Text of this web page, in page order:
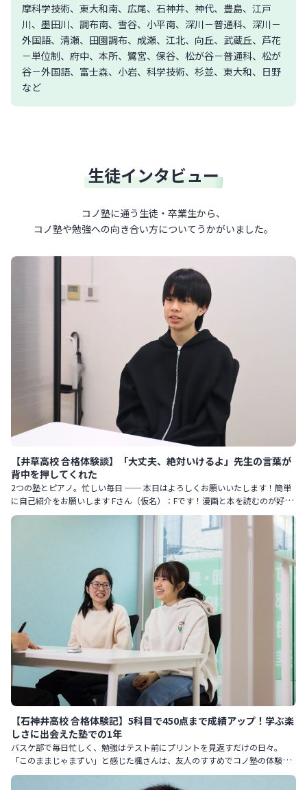
摩科学技術、東大和南、広尾、石神井、神代、豊島、江戸
川、墨田川、調布南、雪谷、小平南、深川－普通科、深川－
外国語、清瀬、田園調布、成瀬、江北、向丘、武蔵丘、芦花
－単位制、府中、本所、鷺宮、保谷、松が谷－普通科、松が
谷－外国語、富士森、小岩、科学技術、杉並、東大和、日野
など
生徒インタビュー
コノ塾に通う生徒・卒業生から、
コノ塾や勉強への向き合い方について うかがいました。
【井草高校 合格体験談】「大丈夫、絶対いけるよ」先生の言葉が
背中を押してくれた
2つの塾とピアノ。忙しい毎日 ── 本日はよろしくお願いいたします！簡単
に自己紹介をお願いします Fさん（仮名）：Fです！漫画と本を読むのが好き
です。 最近はスティーブン・キングという作家にハマってい
【石神井高校 合格体験記】5科目で450点まで成績アップ！学ぶ楽
しさに出会えた塾での1年
バスケ部で毎日忙しく、勉強はテスト前にプリントを見返すだけの日々。
「このままじゃまずい」と感じた楓さんは、友人のすすめでコノ塾の体験授
業を受けたことをきっかけに、本格的に受験勉強に向き合い始めました